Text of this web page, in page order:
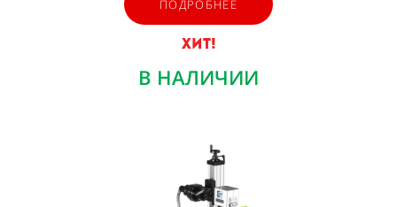
ПОДРОБНЕЕ
ХИТ!
В НАЛИЧИИ